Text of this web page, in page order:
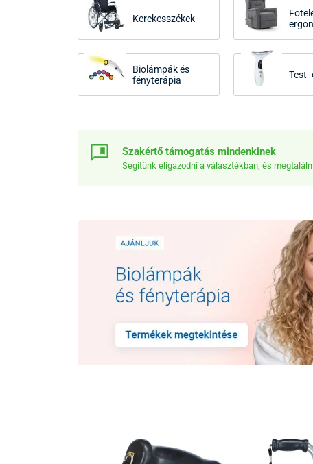
Kerekesszékek
Biolámpák és
fényterápia
Test-
Szakértő támogatás mindenkinek
Segítünk eligazodni a választékban, és